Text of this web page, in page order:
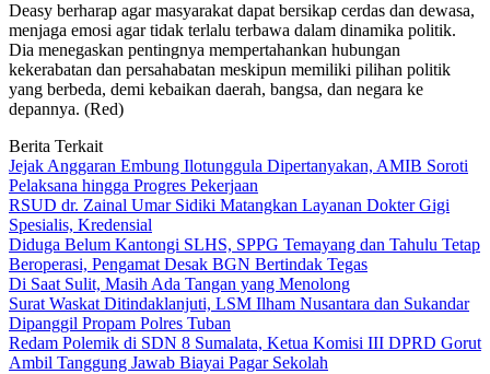
Deasy berharap agar masyarakat dapat bersikap cerdas dan dewasa,
menjaga emosi agar tidak terlalu terbawa dalam dinamika politik.
Dia menegaskan pentingnya mempertahankan hubungan
kekerabatan dan persahabatan meskipun memiliki pilihan politik
yang berbeda, demi kebaikan daerah, bangsa, dan negara ke
depannya. (Red)
Berita Terkait
Jejak Anggaran Embung Ilotunggula Dipertanyakan, AMIB Soroti
Pelaksana hingga Progres Pekerjaan
RSUD dr. Zainal Umar Sidiki Matangkan Layanan Dokter Gigi
Spesialis, Kredensial
Diduga Belum Kantongi SLHS, SPPG Temayang dan Tahulu Tetap
Beroperasi, Pengamat Desak BGN Bertindak Tegas
Di Saat Sulit, Masih Ada Tangan yang Menolong
Surat Waskat Ditindaklanjuti, LSM Ilham Nusantara dan Sukandar
Dipanggil Propam Polres Tuban
Redam Polemik di SDN 8 Sumalata, Ketua Komisi III DPRD Gorut
Ambil Tanggung Jawab Biayai Pagar Sekolah